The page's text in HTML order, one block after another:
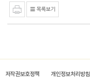
저작권보호정책 개인정보처리방침